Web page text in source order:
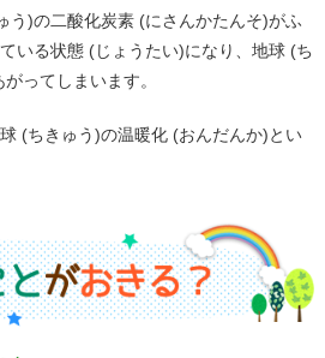
う)の二酸化炭素 (にさんかたんそ)がふ
いる状態 (じょうたい)になり、地球 (ち
ってしまいます。
(ちきゅう)の温暖化 (おんだんか)とい